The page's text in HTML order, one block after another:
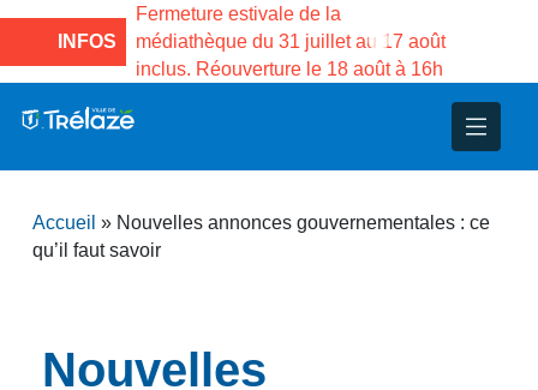
INFOS
de la
du 31 juillet au 17 août
le 18 août à 16h
Fermeture estivale de la Maison des
Services publics Vasco de Gama du
3 au 21 août
Projets
– Jumelage
Accueil » Nouvelles annonces gouvernementales : ce
qu’il faut savoir
Nouvelles